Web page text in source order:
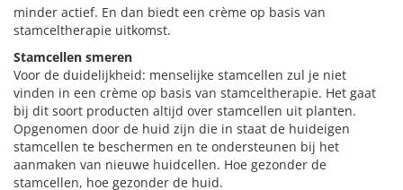
minder actief. En dan biedt een crème op basis van
stamceltherapie uitkomst.
Stamcellen smeren
Voor de duidelijkheid: menselijke stamcellen zul je niet
vinden in een crème op basis van stamceltherapie. Het gaat
bij dit soort producten altijd over stamcellen uit planten.
Opgenomen door de huid zijn die in staat de huideigen
stamcellen te beschermen en te ondersteunen bij het
aanmaken van nieuwe huidcellen. Hoe gezonder de
stamcellen, hoe gezonder de huid.